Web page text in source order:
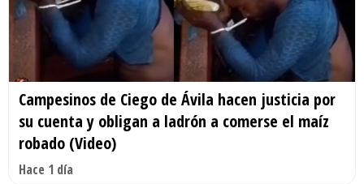
Campesinos de Ciego de Ávila hacen justicia por
su cuenta y obligan a ladrón a comerse el maíz
robado (Video)
Hace 1 día